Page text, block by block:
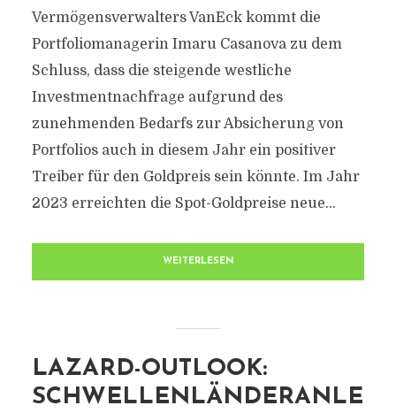
Vermögensverwalters VanEck kommt die
Portfoliomanagerin Imaru Casanova zu dem
Schluss, dass die steigende westliche
Investmentnachfrage aufgrund des
zunehmenden Bedarfs zur Absicherung von
Portfolios auch in diesem Jahr ein positiver
Treiber für den Goldpreis sein könnte. Im Jahr
2023 erreichten die Spot-Goldpreise neue...
WEITERLESEN
LAZARD-OUTLOOK:
SCHWELLENLÄNDERANLE